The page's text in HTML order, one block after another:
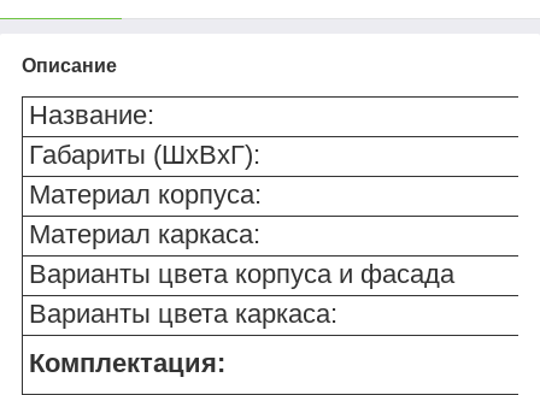
Описание
Название:
Габариты (ШхВхГ):
Материал корпуса:
Материал каркаса:
Варианты цвета корпуса и фасада
Варианты цвета каркаса:
Комплектация: